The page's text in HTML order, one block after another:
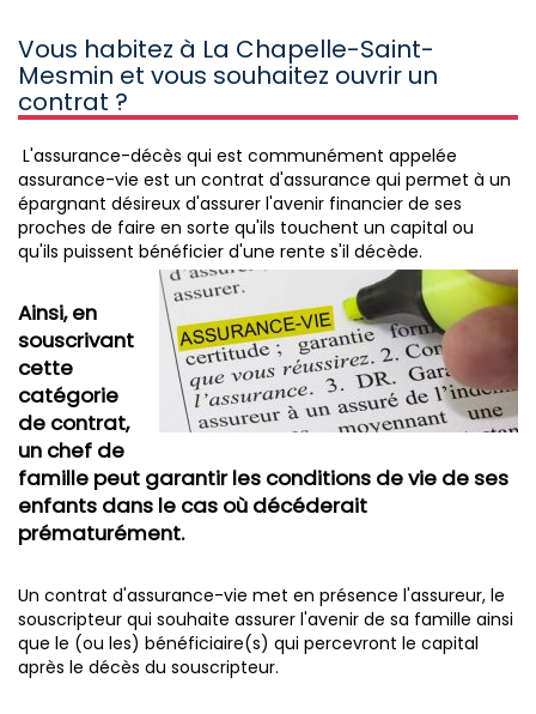
Vous habitez à La Chapelle-Saint-
Mesmin et vous souhaitez ouvrir un
contrat ?
L'assurance-décès qui est communément appelée
assurance-vie est un contrat d'assurance qui permet à un
épargnant désireux d'assurer l'avenir financier de ses
proches de faire en sorte qu'ils touchent un capital ou
qu'ils puissent bénéficier d'une rente s'il décède.
Ainsi, en
souscrivant
cette
catégorie
de contrat,
un chef de
famille peut garantir les conditions de vie de ses
enfants dans le cas où décéderait
prématurément.
Un contrat d'assurance-vie met en présence l'assureur, le
souscripteur qui souhaite assurer l'avenir de sa famille ainsi
que le (ou les) bénéficiaire(s) qui percevront le capital
après le décès du souscripteur.